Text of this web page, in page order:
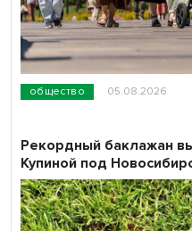
общество 05.08.2026
Рекордный баклажан
Купиной под